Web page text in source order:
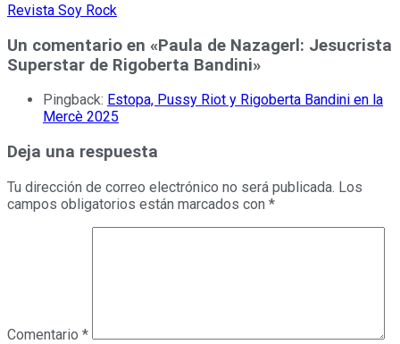
Revista Soy Rock
Un comentario en «Paula de Nazagerl: Jesucrista
Superstar de Rigoberta Bandini»
Pingback: Estopa, Pussy Riot y Rigoberta Bandini en la
Mercè 2025
Deja una respuesta
Tu dirección de correo electrónico no será publicada. Los
campos obligatorios están marcados con *
Comentario *